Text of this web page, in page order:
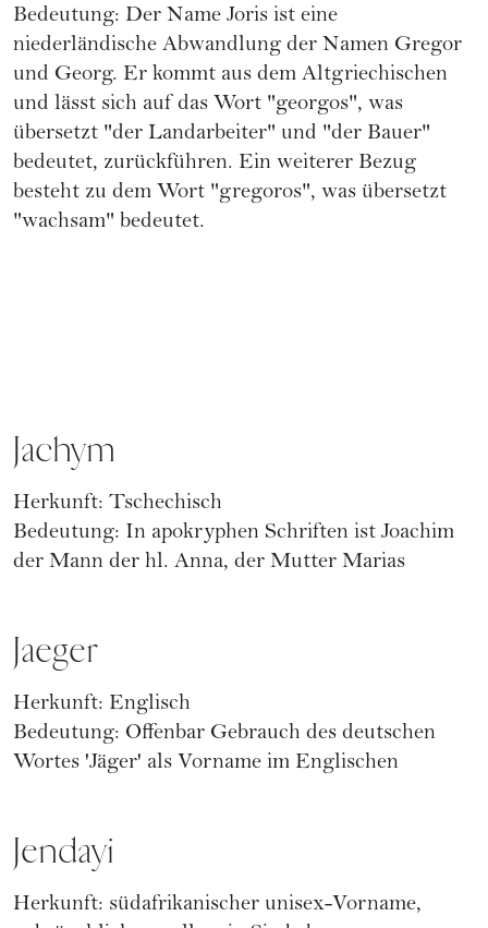
Bedeutung: Der Name Joris ist eine
niederländische Abwandlung der Namen Gregor
und Georg. Er kommt aus dem Altgriechischen
und lässt sich auf das Wort "georgos", was
übersetzt "der Landarbeiter" und "der Bauer"
bedeutet, zurückführen. Ein weiterer Bezug
besteht zu dem Wort "gregoros", was übersetzt
"wachsam" bedeutet.
Jachym
Herkunft: Tschechisch
Bedeutung: In apokryphen Schriften ist Joachim
der Mann der hl. Anna, der Mutter Marias
Jaeger
Herkunft: Englisch
Bedeutung: Offenbar Gebrauch des deutschen
Wortes 'Jäger' als Vorname im Englischen
Jendayi
Herkunft: südafrikanischer unisex-Vorname,